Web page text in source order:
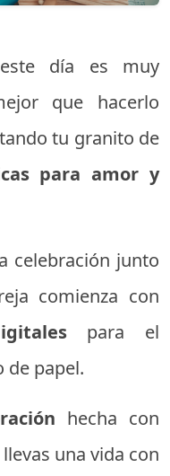
día es muy
que hacerlo
tu granito de
para amor y
celebración junto
comienza con
para el
de papel.
hecha con
llevas una vida con